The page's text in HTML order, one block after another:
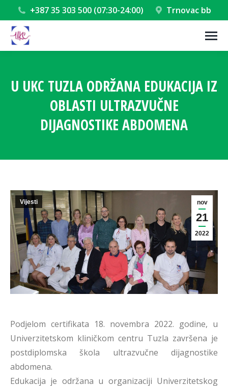
+387 35 303 500 (07:30-24:00) Trnovac bb
U UKC TUZLA ODRŽANA EDUKACIJA IZ
OBLASTI ULTRAZVUČNE
DIJAGNOSTIKE ABDOMENA
nov
21
2022
Vijesti
Podjelom certifikata 18. novembra 2022. godine, u
Univerzitetskom kliničkom centru Tuzla završena je
postdiplomska škola ultrazvučne dijagnostike
abdomena.
Edukacija je održana u organizaciji Univerzitetskog